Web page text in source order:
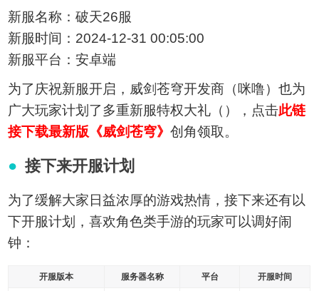
新服名称：破天26服
新服时间：2024-12-31 00:05:00
新服平台：安卓端
为了庆祝新服开启，威剑苍穹开发商（咪噜）也为
广大玩家计划了多重新服特权大礼（），点击此链
接下载最新版《威剑苍穹》创角领取。
接下来开服计划
为了缓解大家日益浓厚的游戏热情，接下来还有以
下开服计划，喜欢角色类手游的玩家可以调好闹
钟：
开服版本 服务器名称 平台 开服时间